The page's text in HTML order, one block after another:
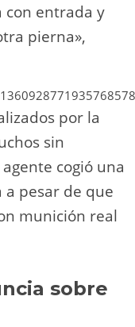
con entrada y
pierna»,
por la
sin
cogió una
pesar de que
munición real
sobre